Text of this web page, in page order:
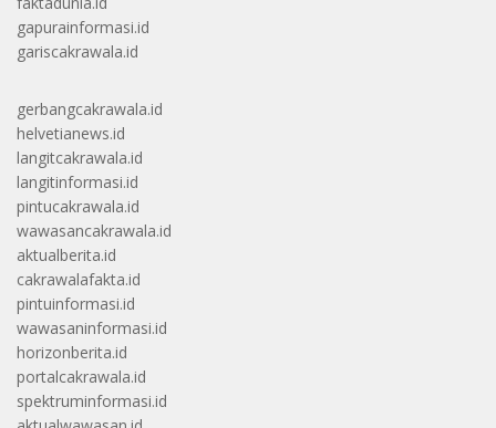
gapurainformasi.id
gariscakrawala.id
gerbangcakrawala.id
helvetianews.id
langitcakrawala.id
langitinformasi.id
pintucakrawala.id
wawasancakrawala.id
aktualberita.id
cakrawalafakta.id
pintuinformasi.id
wawasaninformasi.id
horizonberita.id
portalcakrawala.id
spektruminformasi.id